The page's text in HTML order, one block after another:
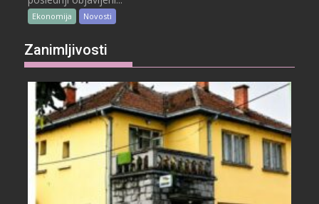
Ekonomija Novosti
Zanimljivosti